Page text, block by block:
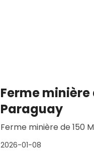
Ferme minière
Paraguay
Ferme minière de 150
2026-01-08